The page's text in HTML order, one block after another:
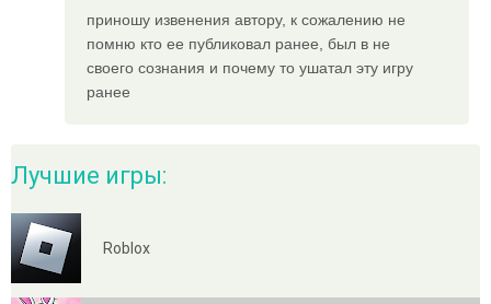
приношу извенения автору, к сожалению не
помню кто ее публиковал ранее, был в не
своего сознания и почему то ушатал эту игру
ранее
Лучшие игры:
Roblox